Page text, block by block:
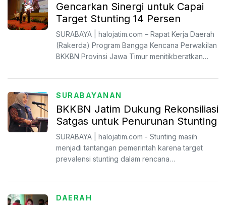
Gencarkan Sinergi untuk Capai
Target Stunting 14 Persen
SURABAYA | halojatim.com – Rapat Kerja Daerah
(Rakerda) Program Bangga Kencana Perwakilan
BKKBN Provinsi Jawa Timur menitikberatkan
SURABAYANAN
BKKBN Jatim Dukung Rekonsiliasi
Satgas untuk Penurunan Stunting
SURABAYA | halojatim.com - Stunting masih
menjadi tantangan pemerintah karena target
prevalensi stunting dalam rencana
DAERAH